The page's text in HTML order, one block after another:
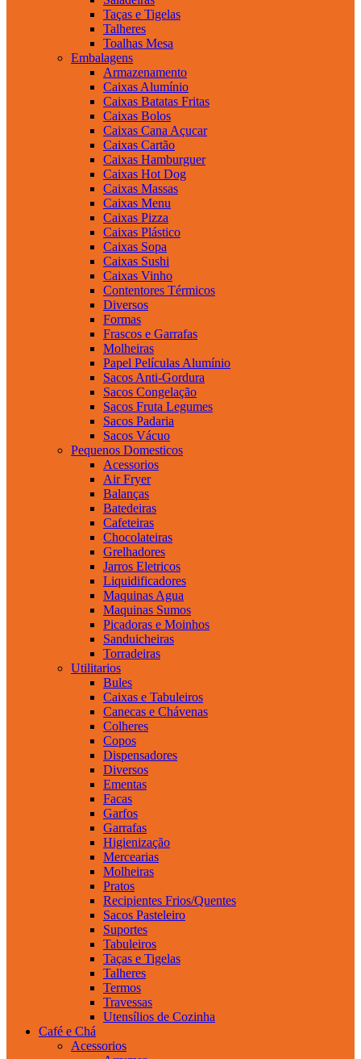
Taças e Tigelas
Talheres
Toalhas Mesa
Embalagens
Armazenamento
Caixas Alumínio
Caixas Batatas Fritas
Caixas Bolos
Caixas Cana Açucar
Caixas Cartão
Caixas Hamburguer
Caixas Hot Dog
Caixas Massas
Caixas Menu
Caixas Pizza
Caixas Plástico
Caixas Sopa
Caixas Sushi
Caixas Vinho
Contentores Térmicos
Diversos
Formas
Frascos e Garrafas
Molheiras
Papel Películas Alumínio
Sacos Anti-Gordura
Sacos Congelação
Sacos Fruta Legumes
Sacos Padaria
Sacos Vácuo
Pequenos Domesticos
Acessorios
Air Fryer
Balanças
Batedeiras
Cafeteiras
Chocolateiras
Grelhadores
Jarros Eletricos
Liquidificadores
Maquinas Agua
Maquinas Sumos
Picadoras e Moinhos
Sanduicheiras
Torradeiras
Utilitarios
Bules
Caixas e Tabuleiros
Canecas e Chávenas
Colheres
Copos
Dispensadores
Diversos
Ementas
Facas
Garfos
Garrafas
Higienização
Mercearias
Molheiras
Pratos
Recipientes Frios/Quentes
Sacos Pasteleiro
Suportes
Tabuleiros
Taças e Tigelas
Talheres
Termos
Travessas
Utensílios de Cozinha
Café e Chá
Acessorios